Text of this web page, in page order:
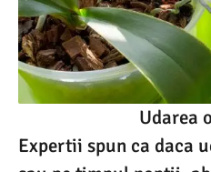
Udarea
Expertii spun ca daca